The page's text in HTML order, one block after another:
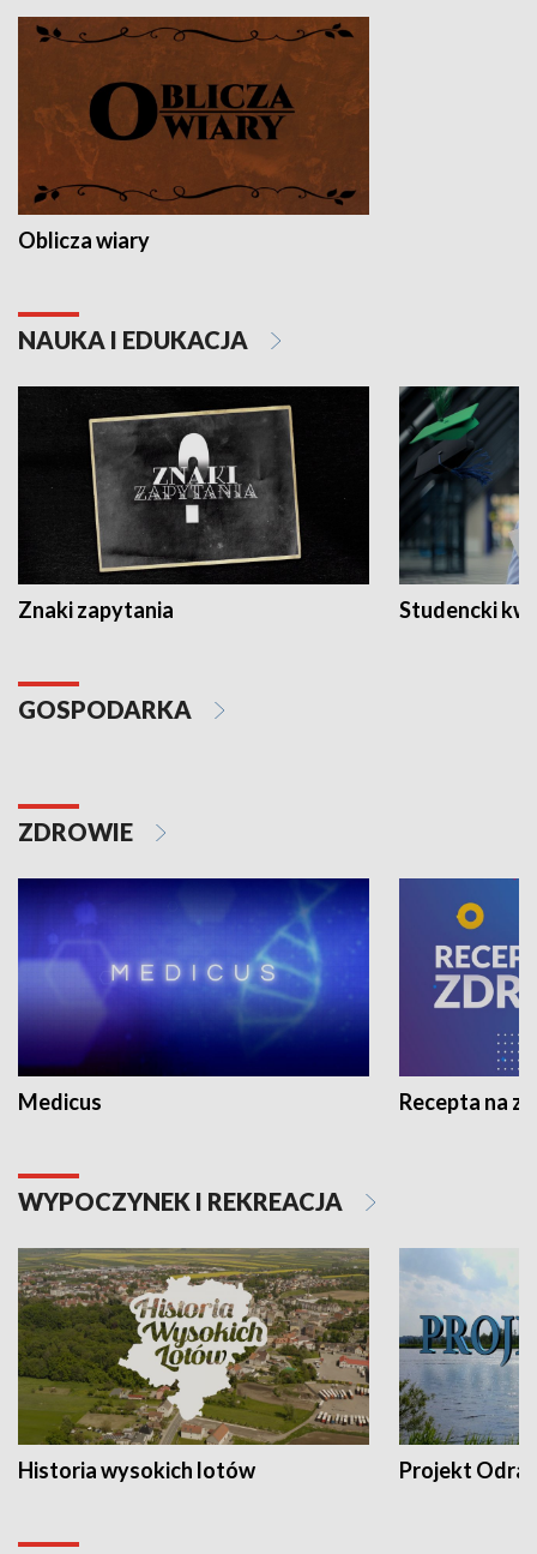
Oblicza wiary
NAUKA I EDUKACJA
Znaki zapytania Studencki
GOSPODARKA
ZDROWIE
Medicus Recepta na
WYPOCZYNEK I REKREACJA
Historia wysokich lotów Projekt Odra